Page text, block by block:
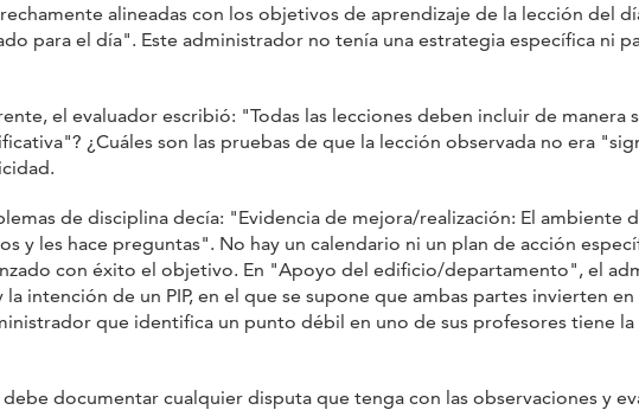
alineadas con los objetivos de aprendizaje de la lección del
para el día". Este administrador no tenía una estrategia específica ni
el evaluador escribió: "Todas las lecciones deben incluir de
¿Cuáles son las pruebas de que la lección observada no era
de disciplina decía: "Evidencia de mejora/realización: El ambiente
y les hace preguntas". No hay un calendario ni un plan de acción
con éxito el objetivo. En "Apoyo del edificio/departamento", el
intención de un PIP, en el que se supone que ambas partes invierten
que identifica un punto débil en uno de sus profesores tiene
documentar cualquier disputa que tenga con las observaciones y